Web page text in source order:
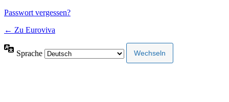
Passwort vergessen?
← Zu Euroviva
Sprache